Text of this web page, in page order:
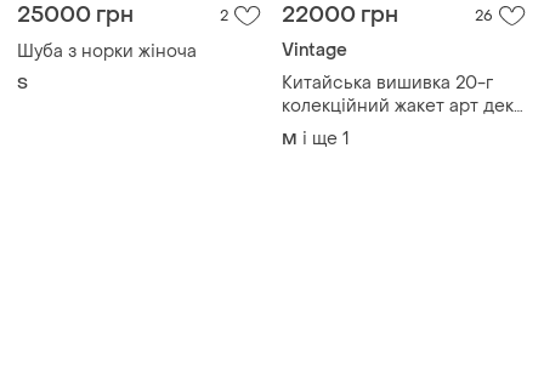
25000 грн 2
Шуба з норки жіноча
S
22000 грн 26
Vintage
Китайська вишивка 20-г
колекційний жакет арт деко
canton шовк вінтаж ретро
птиці люди звірі орнамент
M і ще 1